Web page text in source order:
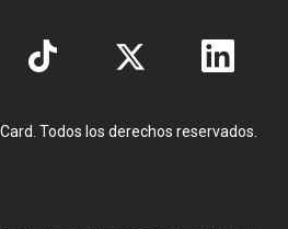
Todos los derechos reservados.